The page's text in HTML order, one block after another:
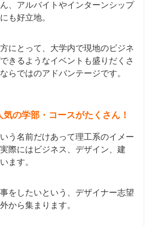
、アルバイトやインターンシップ
も好立地。
にとって、大学内で現地のビジネ
きるようなイベントも盛りだくさ
らではのアドバンテージです。
の学部・コースがたくさん！
う名前だけあって理工系のイメー
際にはビジネス、デザイン、建
ます。
をしたいという、デザイナー志望
から集まります。